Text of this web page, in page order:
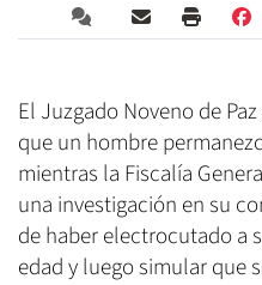
El Juzgado Noveno de
que un hombre
mientras la Fiscalía
una investigación en su
de haber electrocutado a
edad y luego simular que